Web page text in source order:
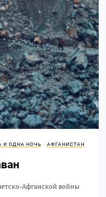
И ОДНА НОЧЬ АФГАНИСТАН
Афганской войны